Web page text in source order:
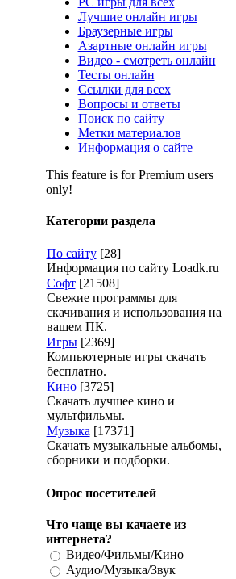
Лучшие онлайн игры
Браузерные игры
Азартные онлайн игры
Видео - смотреть онлайн
Тесты онлайн
Ссылки для всех
Вопросы и ответы
Поиск по сайту
Метки материалов
Информация о сайте
This feature is for Premium users
only!
Категории раздела
По сайту [28]
Информация по сайту Loadk.ru
Софт [21508]
Свежие программы для
скачивания и использования на
вашем ПК.
Игры [2369]
Компьютерные игры скачать
бесплатно.
Кино [3725]
Скачать лучшее кино и
мультфильмы.
Музыка [17371]
Скачать музыкальные альбомы,
сборники и подборки.
Опрос посетителей
Что чаще вы качаете из
интернета?
Видео/Фильмы/Кино
Аудио/Музыка/Звук